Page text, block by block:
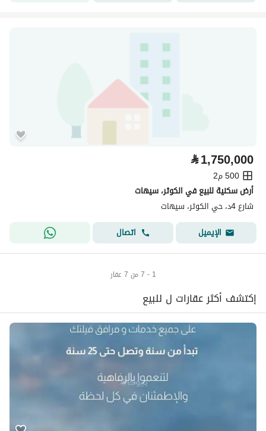
⃁1,750,000
500 م2
أرض سكنية للبيع في الكوثر، سيهات
شارع 4د، حي الكوثر، سيهات
الإيميل
اتصال
1 - 7 من 7 عقار
إكتشف أكثر عقارات ل للبيع